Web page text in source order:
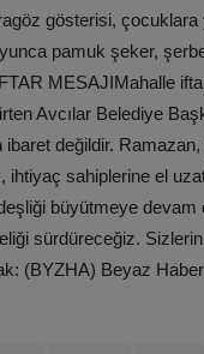
gösterisi,
pamuk şeker,
MESAJIMahalle
Avcılar Belediye
değildir.
sahiplerine el
büyütmeye
sürdüreceğiz.
(BYZHA) Beyaz Haber